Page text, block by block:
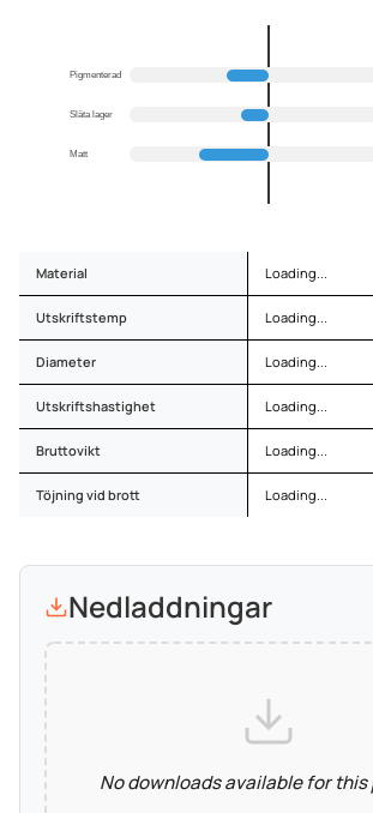
Pigmenterad
Släta lager
Matt
Material Loading...
Utskriftstemp Loading...
Diameter Loading...
Utskriftshastighet Loading...
Bruttovikt Loading...
Töjning vid brott Loading...
Nedladdningar
No downloads available for